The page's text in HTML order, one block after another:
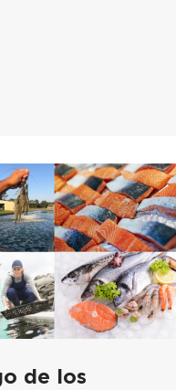
de los